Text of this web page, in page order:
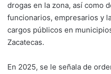
drogas en la zona, así como
funcionarios, empresarios y
cargos públicos en
Zacatecas.
En 2025, se le señala de